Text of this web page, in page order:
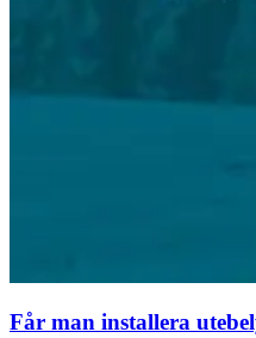
Får man installera